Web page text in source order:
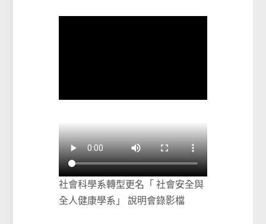
社會科學系轉型更名「 社會安全與
全人健康學系」 說明會錄影檔